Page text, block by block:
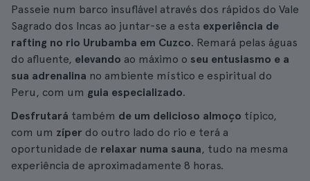
Passeie num barco insuflável através dos rápidos do Vale
Sagrado dos Incas ao juntar-se a esta experiência de
rafting no rio Urubamba em Cuzco. Remará pelas águas
do afluente, elevando ao máximo o seu entusiasmo e a
sua adrenalina no ambiente místico e espiritual do
Peru, com um guia especializado.
Desfrutará também de um delicioso almoço típico,
com um zíper do outro lado do rio e terá a
oportunidade de relaxar numa sauna, tudo na mesma
experiência de aproximadamente 8 horas.